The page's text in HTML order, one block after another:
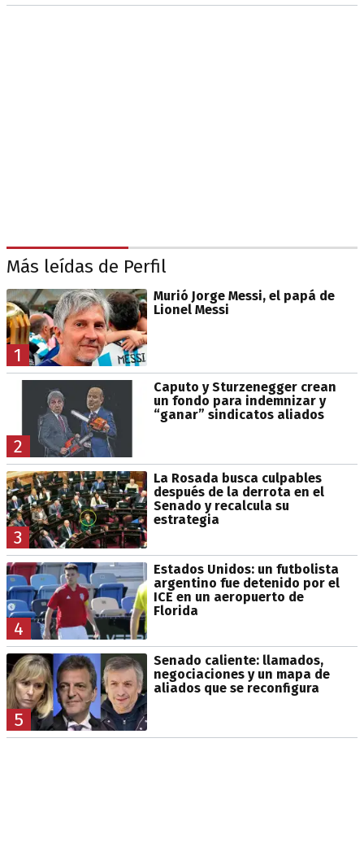
Más leídas de Perfil
1
Murió Jorge Messi, el papá de
Lionel Messi
2
Caputo y Sturzenegger crean
un fondo para indemnizar y
“ganar” sindicatos aliados
3
La Rosada busca culpables
después de la derrota en el
Senado y recalcula su
estrategia
4
Estados Unidos: un futbolista
argentino fue detenido por el
ICE en un aeropuerto de
Florida
5
Senado caliente: llamados,
negociaciones y un mapa de
aliados que se reconfigura